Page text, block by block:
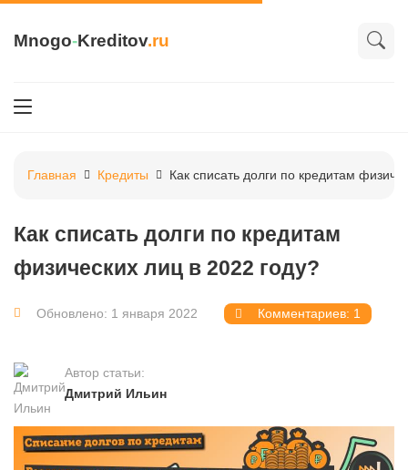
Mnogo-Kreditov.ru
Главная Кредиты Как списать долги по кредитам
Как списать долги по кредитам
физических лиц в 2022 году?
Обновлено: 1 января 2022 Комментариев: 1
Автор статьи:
Дмитрий Ильин